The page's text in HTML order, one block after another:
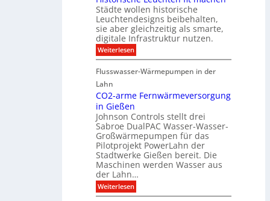
k
t
i
n
d
e
r
n
r
a
s
t
r
u
k
t
u
r
K
N
X
-
I
n
t
g
a
t
i
o
n
r
S
o
n
n
e
n
c
t
z
s
u
a
l
i
s
i
e
r
g
u
n
d
P
r
o
j
e
t
k
o
Städte wollen historische
Leuchtendesigns beibehalten,
sie aber gleichzeitig als smarte,
digitale Infrastruktur nutzen.
Weiterlesen:
H
s
r
i
s
c
h
e
L
e
u
c
t
Flusswasser-Wärmepumpen in der
Lahn
CO2-arme Fernwärmeversorgung
in Gießen
Johnson Controls stellt drei
Sabroe DualPAC Wasser-Wasser-
Großwärmepumpen für das
Pilotprojekt PowerLahn der
Stadtwerke Gießen bereit. Die
Maschinen werden Wasser aus
der Lahn…
Weiterlesen:
C